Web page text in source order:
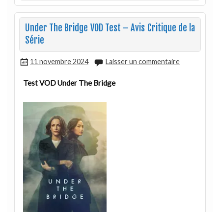
Under The Bridge VOD Test – Avis Critique de la
Série
11 novembre 2024 Laisser un commentaire
Test VOD Under The Bridge